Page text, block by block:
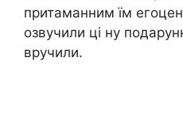
притаманним їм
озвучили ці ну
вручили.